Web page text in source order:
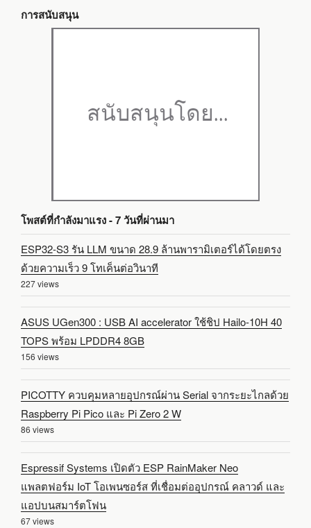
การสนับสนุน
โพสต์ที่กำลังมาแรง - 7 วันที่ผ่านมา
ESP32-S3 รัน LLM ขนาด 28.9 ล้านพารามิเตอร์ได้โดยตรง
ด้วยความเร็ว 9 โทเค็นต่อวินาที
227 views
ASUS UGen300 : USB AI accelerator ใช้ชิป Hailo-10H 40
TOPS พร้อม LPDDR4 8GB
156 views
PICOTTY ควบคุมหลายอุปกรณ์ผ่าน Serial จากระยะไกลด้วย
Raspberry Pi Pico และ Pi Zero 2 W
86 views
Espressif Systems เปิดตัว ESP RainMaker Neo
แพลตฟอร์ม IoT โอเพนซอร์ส ที่เชื่อมต่ออุปกรณ์ คลาวด์ และ
แอปบนสมาร์ตโฟน
67 views